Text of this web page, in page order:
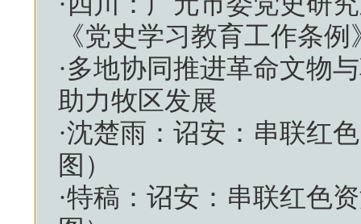
《党史学习教育工作条例
·多地协同推进革命文物
助力牧区发展
·沈楚雨：诏安：串联红
图）
·特稿：诏安：串联红色